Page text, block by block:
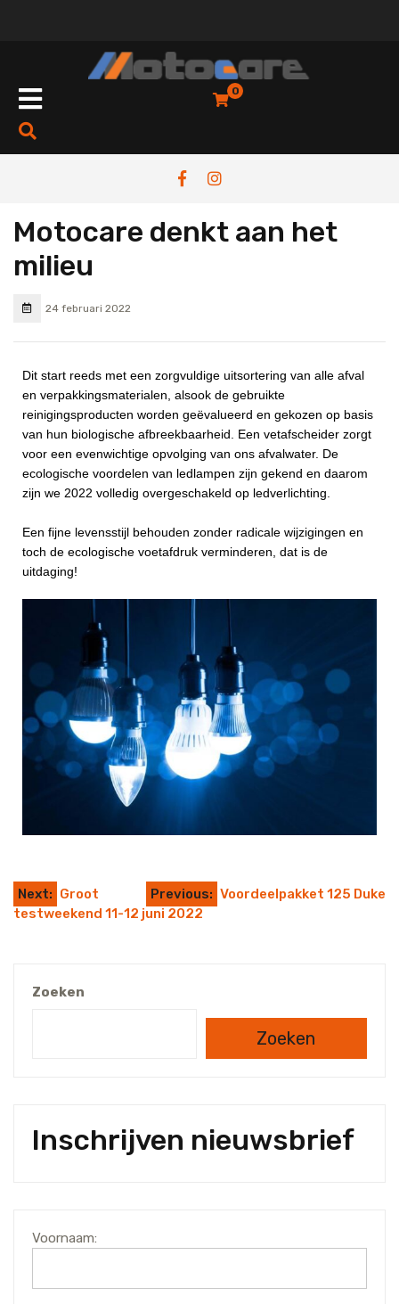
0
Motocare denkt aan het
milieu
24 februari 2022
Dit start reeds met een zorgvuldige uitsortering van alle afval
en verpakkingsmaterialen, alsook de gebruikte
reinigingsproducten worden geëvalueerd en gekozen op basis
van hun biologische afbreekbaarheid. Een vetafscheider zorgt
voor een evenwichtige opvolging van ons afvalwater. De
ecologische voordelen van ledlampen zijn gekend en daarom
zijn we 2022 volledig overgeschakeld op ledverlichting.
Een fijne levensstijl behouden zonder radicale wijzigingen en
toch de ecologische voetafdruk verminderen, dat is de
uitdaging!
Previous: Voordeelpakket 125 Duke
Next: Groot
testweekend 11-12 juni 2022
Zoeken
Zoeken
Inschrijven nieuwsbrief
Voornaam: